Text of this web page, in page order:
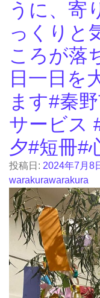
うに、寄
っくりと
ころが落
日一日を
ます#秦
サービス
夕#短冊#
投稿日: 2024年7月8
warakurawarakura